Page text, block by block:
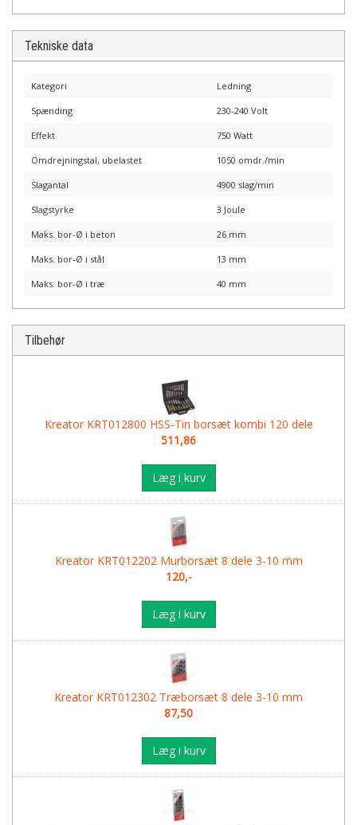
Tekniske data
Kategori Ledning
Spænding 230-240 Volt
Effekt 750 Watt
Omdrejningstal, ubelastet 1050 omdr./min
Slagantal 4900 slag/min
Slagstyrke 3 Joule
Maks. bor-Ø i beton 26 mm
Maks. bor-Ø i stål 13 mm
Maks. bor-Ø i træ 40 mm
Tilbehør
Kreator KRT012800 HSS-Tin borsæt kombi 120 dele
511,86
Læg i kurv
Kreator KRT012202 Murborsæt 8 dele 3-10 mm
120,-
Læg i kurv
Kreator KRT012302 Træborsæt 8 dele 3-10 mm
87,50
Læg i kurv